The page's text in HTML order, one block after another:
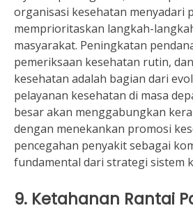
organisasi kesehatan menyadari
memprioritaskan langkah-
masyarakat. Peningkatan
pemeriksaan kesehatan rutin,
kesehatan adalah bagian dari
pelayanan kesehatan di masa
besar akan menggabungkan
dengan menekankan promosi
pencegahan penyakit sebagai
fundamental dari strategi sistem
9. Ketahanan Rantai